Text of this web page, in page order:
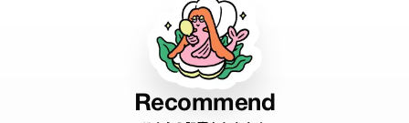
Recommend